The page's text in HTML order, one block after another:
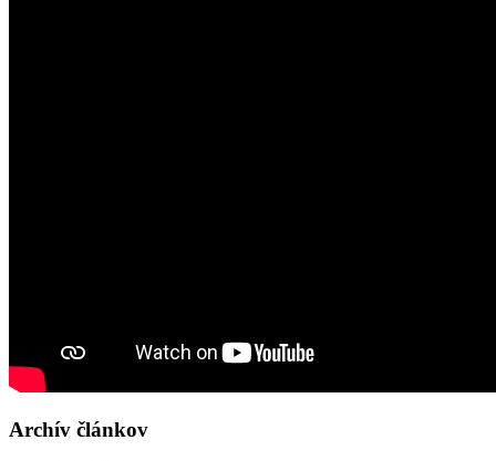
Archív článkov